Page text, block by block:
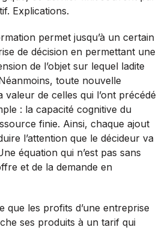
Explications.
permet jusqu’à un certain
de décision en permettant une
de l’objet sur lequel ladite
toute nouvelle
de celles qui l’ont précédé
: la capacité cognitive du
finie. Ainsi, chaque ajout
l’attention que le décideur va
équation qui n’est pas sans
et de la demande en
que les profits d’une entreprise
ses produits à un tarif qui